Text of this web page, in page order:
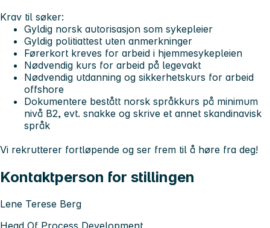
Krav til søker:
Gyldig norsk autorisasjon som sykepleier
Gyldig politiattest uten anmerkninger
Førerkort kreves for arbeid i hjemmesykepleien
Nødvendig kurs for arbeid på legevakt
Nødvendig utdanning og sikkerhetskurs for arbeid
offshore
Dokumentere bestått norsk språkkurs på minimum
nivå B2, evt. snakke og skrive et annet skandinavisk
språk
Vi rekrutterer fortløpende og ser frem til å høre fra deg!
Kontaktperson for stillingen
Lene Terese Berg
Head Of Process Development